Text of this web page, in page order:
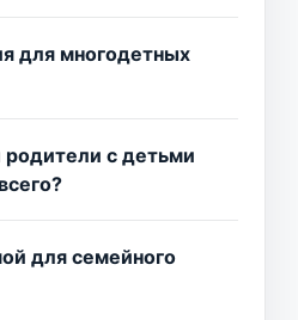
для многодетных
родители с детьми
для семейного